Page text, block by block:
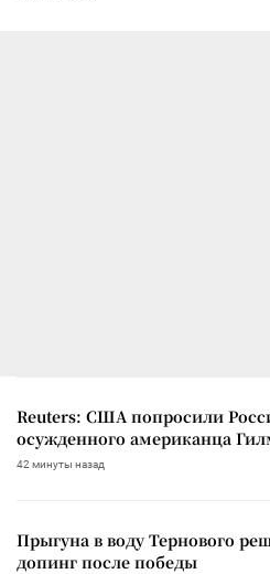
Reuters: США попросили
осужденного американца
42 минуты назад
Прыгуна в воду Тернового
допинг после победы